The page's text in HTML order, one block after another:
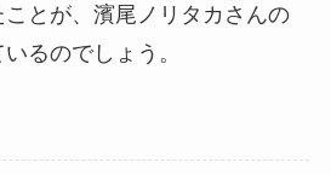
とが、濱尾ノリタカさんの
るのでしょう。